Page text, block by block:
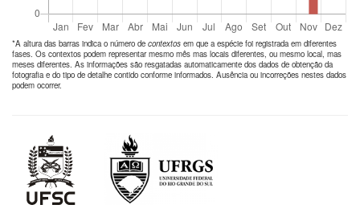
*A altura das barras indica o número de contextos em que a espécie foi registrada em diferentes
fases. Os contextos podem representar mesmo mês mas locais diferentes, ou mesmo local, mas
meses diferentes. As informações são resgatadas automaticamente dos dados de obtenção da
fotografia e do tipo de detalhe contido conforme informados. Ausência ou incorreções nestes dados
podem ocorrer.